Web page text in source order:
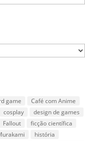
game
Café com Anime
cosplay
design de games
Fallout
ficção científica
história